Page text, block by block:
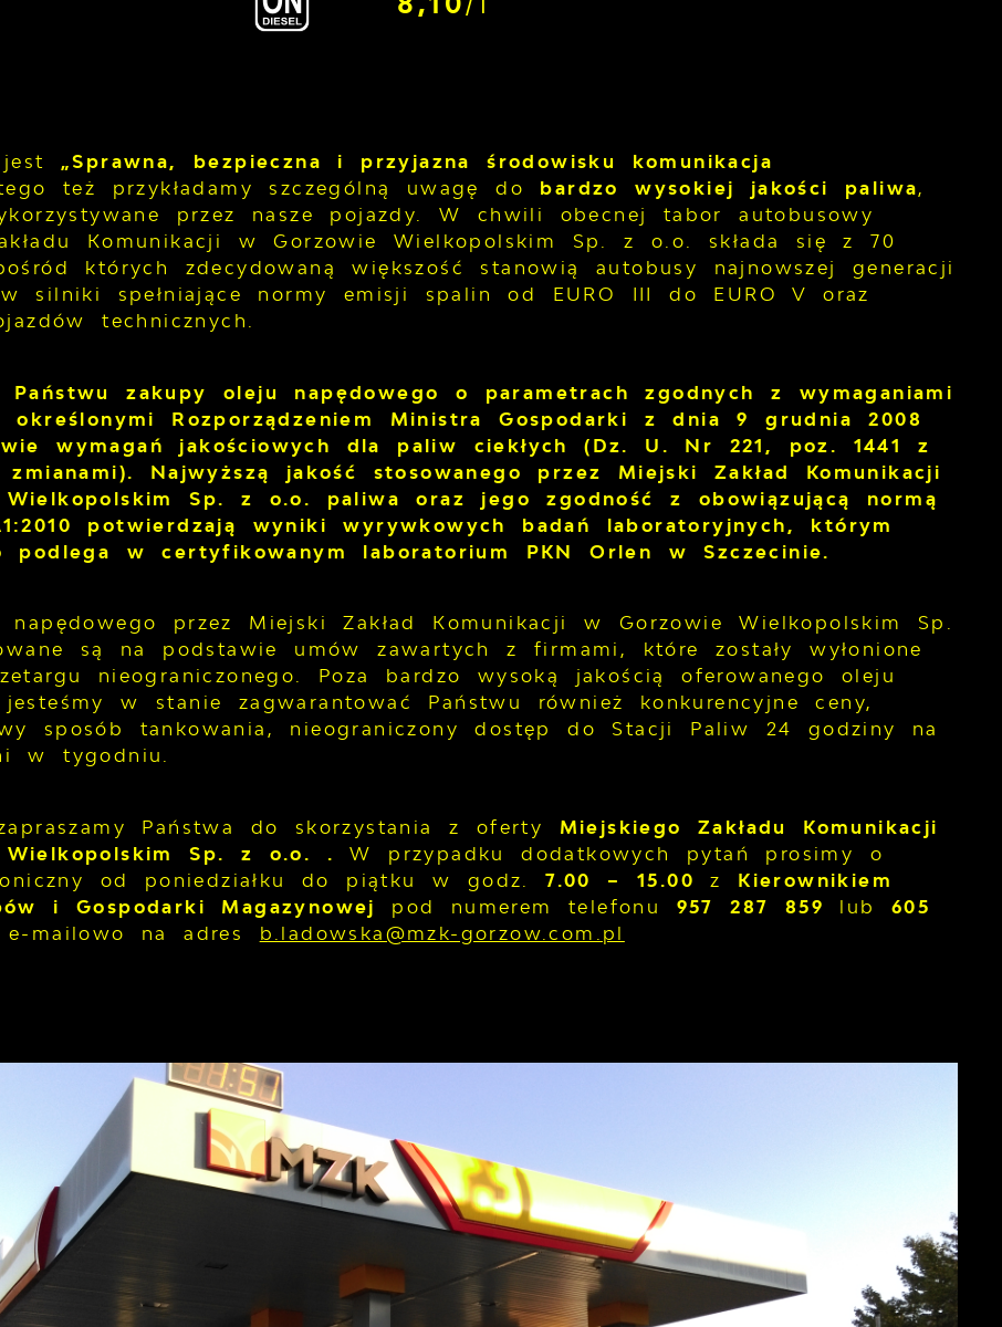
jest„Sprawna, bezpieczna i przyjazna środowisku komunikacja
też przykładamy szczególną uwagę do bardzo wysokiej jakości paliwa,
przez nasze pojazdy. W chwili obecnej tabor autobusowy
Komunikacji w Gorzowie Wielkopolskim Sp. z o.o. składa się z 70
których zdecydowaną większość stanowią autobusy najnowszej generacji
w silniki spełniające normy emisji spalin od EURO III do EURO V oraz
technicznych.
Państwu zakupy oleju napędowego o parametrach zgodnych z wymaganiami
określonymi Rozporządzeniem Ministra Gospodarki z dnia 9 grudnia 2008
wymagań jakościowych dla paliw ciekłych (Dz. U. Nr 221, poz. 1441 z
zmianami). Najwyższą jakość stosowanego przez Miejski Zakład Komunikacji
Sp. z o.o. paliwa oraz jego zgodność z obowiązującą normą
potwierdzają wyniki wyrywkowych badań laboratoryjnych, którym
podlega w certyfikowanym laboratorium PKN Orlen w Szczecinie.
napędowego przez Miejski Zakład Komunikacji w Gorzowie Wielkopolskim Sp.
są na podstawie umów zawartych z firmami, które zostały wyłonione
nieograniczonego. Poza bardzo wysoką jakością oferowanego oleju
jesteśmy w stanie zagwarantować Państwu również konkurencyjne ceny,
sposób tankowania, nieograniczony dostęp do Stacji Paliw 24 godziny na
w tygodniu.
Państwa do skorzystania z oferty Miejskiego Zakładu Komunikacji
Sp. z o.o. .
W przypadku dodatkowych pytań prosimy o
od poniedziałku do piątku w godz.7.00 – 15.00 z Kierownikiem
i Gospodarki Magazynowej pod numerem telefonu 957 287 859 lub605
mailowo na adres b.ladowska@mzk-gorzow.com.pl